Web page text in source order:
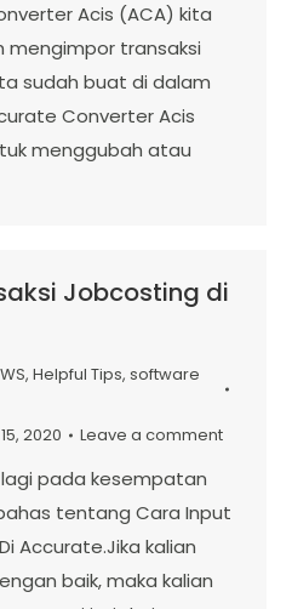
Acis (ACA) kita
transaksi
sudah buat di dalam
Converter Acis
menggubah atau
Jobcosting di
, Helpful Tips, software
2020 Leave a comment
pada kesempatan
tentang Cara Input
Accurate.Jika kalian
baik, maka kalian